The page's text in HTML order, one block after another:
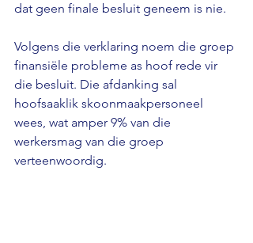
dat geen finale besluit geneem is nie.
Volgens die verklaring noem die groep
finansiële probleme as hoof rede vir
die besluit. Die afdanking sal
hoofsaaklik skoonmaakpersoneel
wees, wat amper 9% van die
werkersmag van die groep
verteenwoordig.